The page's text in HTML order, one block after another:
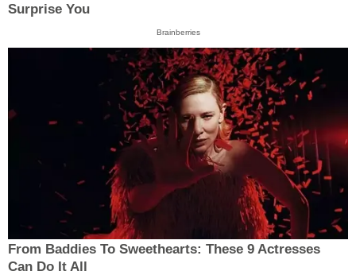
Surprise You
Brainberries
From Baddies To Sweethearts: These 9 Actresses
Can Do It All